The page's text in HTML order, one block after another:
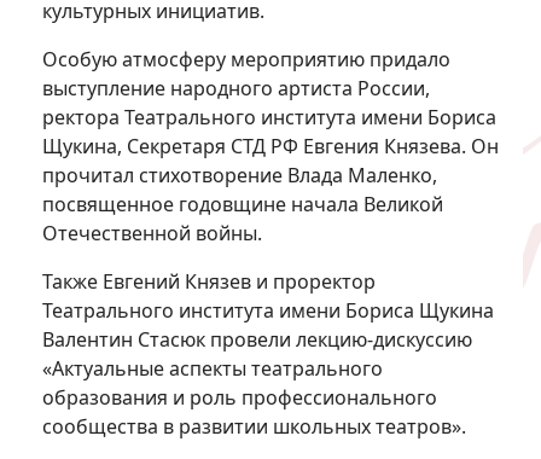
культурных инициатив.
Особую атмосферу мероприятию придало
выступление народного артиста России,
ректора Театрального института имени Бориса
Щукина, Секретаря СТД РФ Евгения Князева. Он
прочитал стихотворение Влада Маленко,
посвященное годовщине начала Великой
Отечественной войны.
Также Евгений Князев и проректор
Театрального института имени Бориса Щукина
Валентин Стасюк провели лекцию-дискуссию
«Актуальные аспекты театрального
образования и роль профессионального
сообщества в развитии школьных театров».